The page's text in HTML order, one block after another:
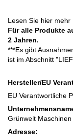
Lesen Sie hier
Für alle Produkte
2 Jahren.
***Es gibt
ist im Abschnitt
Hersteller/EU
EU Verantwortliche
Grünwelt Maschinen
Adresse: